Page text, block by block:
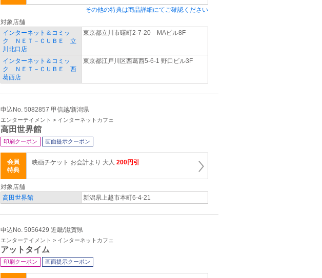
その他の特典は商品詳細にてご確認ください
対象店舗
インターネット＆コミッ
ク ＮＥＴ－ＣＵＢＥ 立
川北口店
東京都立川市曙町2-7-20 MAビル8F
インターネット＆コミッ
ク ＮＥＴ－ＣＵＢＥ 西
葛西店
東京都江戸川区西葛西5-6-1 野口ビル3F
申込No. 5082857 甲信越/新潟県
エンターテイメント > インターネットカフェ
高田世界館
印刷クーポン 画面提示クーポン
会員
特典
映画チケット お会計より 大人 200円引
対象店舗
高田世界館
新潟県上越市本町6-4-21
申込No. 5056429 近畿/滋賀県
エンターテイメント > インターネットカフェ
アットタイム
印刷クーポン 画面提示クーポン